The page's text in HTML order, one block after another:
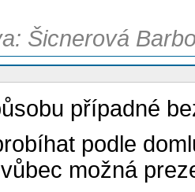
Šicnerová
případné
podle
možná